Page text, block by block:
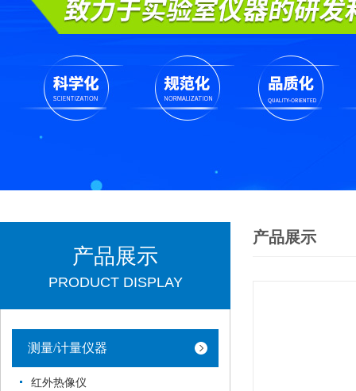
产品展示
PRODUCT DISPLAY
测量/计量仪器
红外热像仪
产品展示